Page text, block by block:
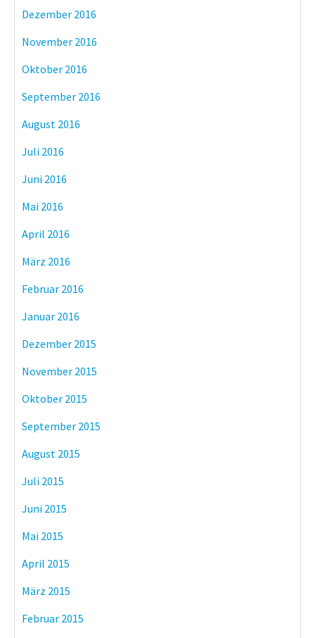
Dezember 2016
November 2016
Oktober 2016
September 2016
August 2016
Juli 2016
Juni 2016
Mai 2016
April 2016
März 2016
Februar 2016
Januar 2016
Dezember 2015
November 2015
Oktober 2015
September 2015
August 2015
Juli 2015
Juni 2015
Mai 2015
April 2015
März 2015
Februar 2015